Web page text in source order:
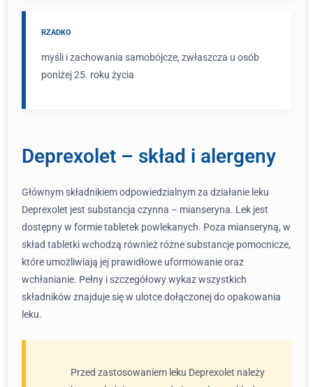
RZADKO
myśli i zachowania samobójcze, zwłaszcza u osób
poniżej 25. roku życia
Deprexolet – skład i alergeny
Głównym składnikiem odpowiedzialnym za działanie leku
Deprexolet jest substancja czynna – mianseryna. Lek jest
dostępny w formie tabletek powlekanych. Poza mianseryną, w
skład tabletki wchodzą również różne substancje pomocnicze,
które umożliwiają jej prawidłowe uformowanie oraz
wchłanianie. Pełny i szczegółowy wykaz wszystkich
składników znajduje się w ulotce dołączonej do opakowania
leku.
Przed zastosowaniem leku Deprexolet należy